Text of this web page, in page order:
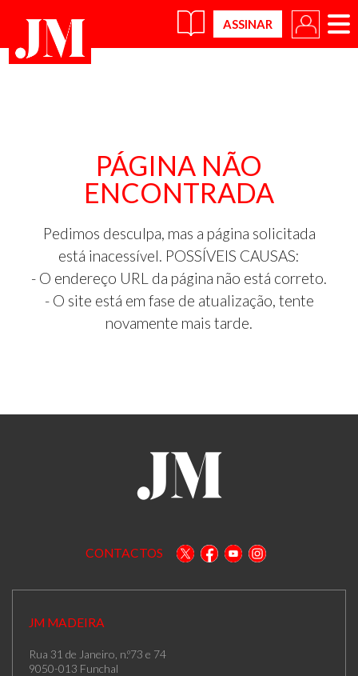
×
PÁGINA NÃO
ENCONTRADA
Pedimos desculpa, mas a página solicitada
está inacessível. POSSÍVEIS CAUSAS:
- O endereço URL da página não está correto.
- O site está em fase de atualização, tente
novamente mais tarde.
CONTACTOS
JM MADEIRA
Rua 31 de Janeiro, n.º73 e 74
9050-013 Funchal